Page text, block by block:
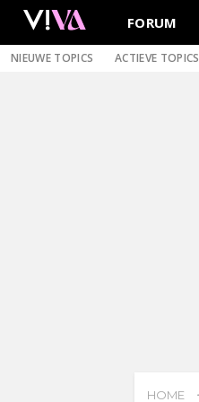
FORUM
NIEUWE TOPICS ACTIEVE TOPICS
HOME